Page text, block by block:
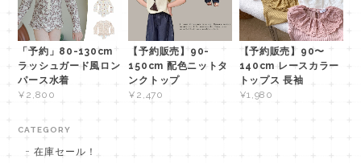
「予約」80-130cm
ラッシュガード風ロン
パース水着
¥2,800
【予約販売】90-
150cm 配色ニットタ
ンクトップ
¥2,470
【予約販売】90〜
140cm レースカラー
トップス 長袖
¥1,980
CATEGORY
在庫セール！